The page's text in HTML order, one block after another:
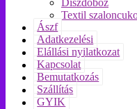
Textil
Ászf
Adatkezelési
Elállási nyilatkozat
Kapcsolat
Bemutatkozás
Szállítás
GYIK